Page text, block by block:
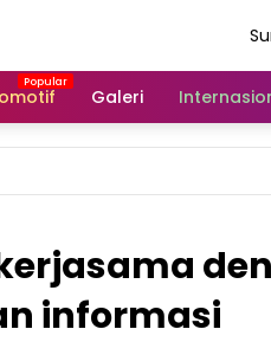
Galeri
informasi